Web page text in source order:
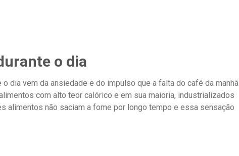
o dia
dia vem da ansiedade e do impulso que a falta do café da manhã
com alto teor calórico e em sua maioria, industrializados
alimentos não saciam a fome por longo tempo e essa sensação